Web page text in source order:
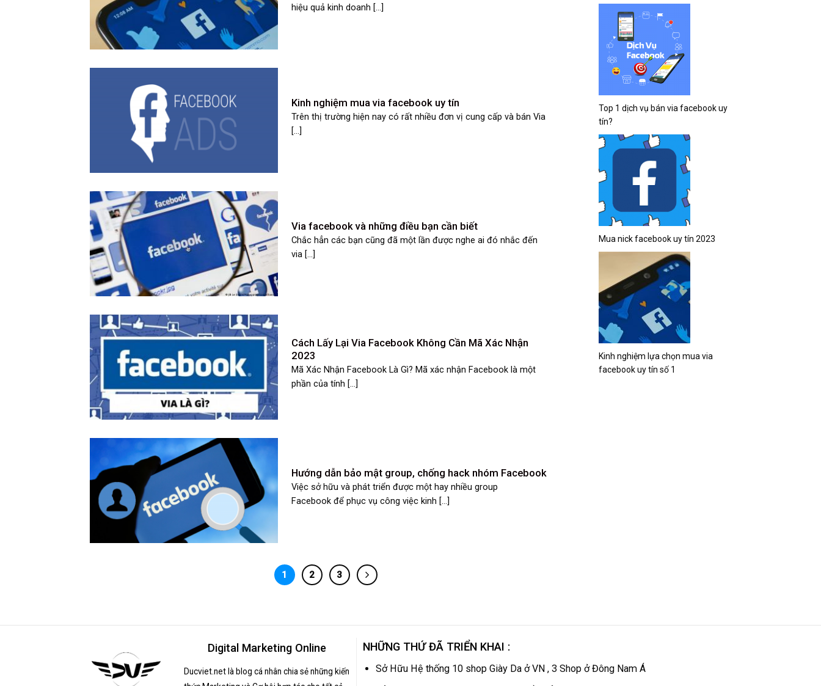
hiệu quả kinh doanh [...]
Kinh nghiệm mua via facebook uy tín
Trên thị trường hiện nay có rất nhiều đơn vị cung cấp và bán Via
[...]
Via facebook và những điều bạn cần biết
Chắc hẳn các bạn cũng đã một lần được nghe ai đó nhắc đến
via [...]
Cách Lấy Lại Via Facebook Không Cần Mã Xác Nhận
2023
Mã Xác Nhận Facebook Là Gì? Mã xác nhận Facebook là một
phần của tính [...]
Hướng dẫn bảo mật group, chống hack nhóm Facebook
Việc sở hữu và phát triển được một hay nhiều group
Facebook để phục vụ công việc kinh [...]
1 2 3
Top 1 dịch vụ bán via facebook uy
tín?
Mua nick facebook uy tín 2023
Kinh nghiệm lựa chọn mua via
facebook uy tín số 1
Digital Marketing Online
Ducviet.net là blog cá nhân chia sẻ những kiến
NHỮNG THỨ ĐÃ TRIỂN KHAI :
Sở Hữu Hệ thống 10 shop Giày Da ở VN , 3 Shop ở Đông Nam Á